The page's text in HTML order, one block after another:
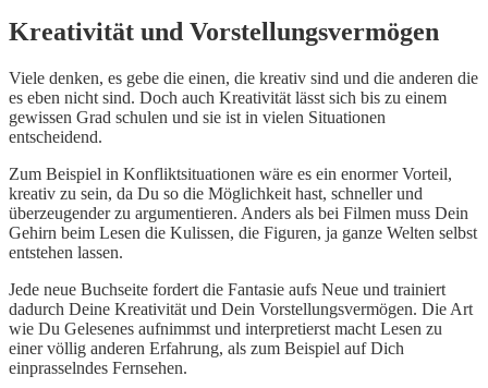
Kreativität und Vorstellungsvermögen
Viele denken, es gebe die einen, die kreativ sind und die anderen die
es eben nicht sind. Doch auch Kreativität lässt sich bis zu einem
gewissen Grad schulen und sie ist in vielen Situationen
entscheidend.
Zum Beispiel in Konfliktsituationen wäre es ein enormer Vorteil,
kreativ zu sein, da Du so die Möglichkeit hast, schneller und
überzeugender zu argumentieren. Anders als bei Filmen muss Dein
Gehirn beim Lesen die Kulissen, die Figuren, ja ganze Welten selbst
entstehen lassen.
Jede neue Buchseite fordert die Fantasie aufs Neue und trainiert
dadurch Deine Kreativität und Dein Vorstellungsvermögen. Die Art
wie Du Gelesenes aufnimmst und interpretierst macht Lesen zu
einer völlig anderen Erfahrung, als zum Beispiel auf Dich
einprasselndes Fernsehen.